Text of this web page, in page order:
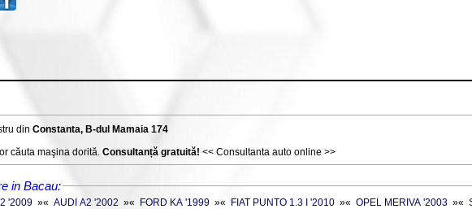
din
Constanta, B-dul Mamaia 174
căuta maşina dorită. Consultanță gratuită! << Consultanta auto online >>
in Bacau:
'2009 »« AUDI A2 '2002 »« FORD KA '1999 »« FIAT PUNTO 1.3 I '2010 »« OPEL MERIVA '2003 »«